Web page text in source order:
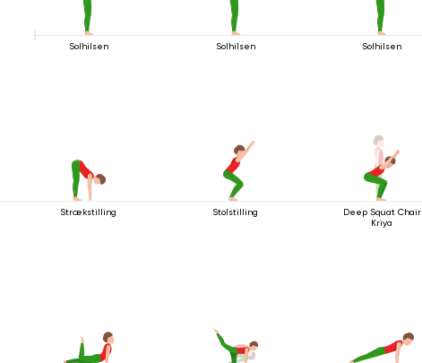
Solhilsen Solhilsen Solhilsen
Strækstilling Stolstilling
Deep Squat Chair
Kriya